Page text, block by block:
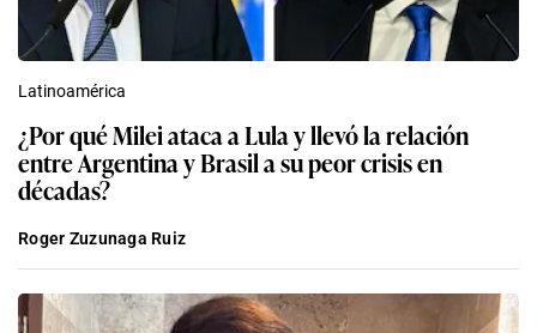
Latinoamérica
¿Por qué Milei ataca a Lula y llevó la relación
entre Argentina y Brasil a su peor crisis en
décadas?
Roger Zuzunaga Ruiz